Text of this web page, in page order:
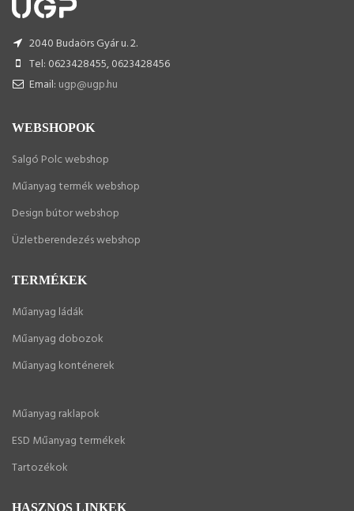
2040 Budaörs Gyár u. 2.
Tel: 0623428455, 0623428456
Email: ugp@ugp.hu
WEBSHOPOK
Salgó Polc webshop
Műanyag termék webshop
Design bútor webshop
Üzletberendezés webshop
TERMÉKEK
Műanyag ládák
Műanyag dobozok
Műanyag konténerek
Műanyag raklapok
ESD Műanyag termékek
Tartozékok
HASZNOS LINKEK